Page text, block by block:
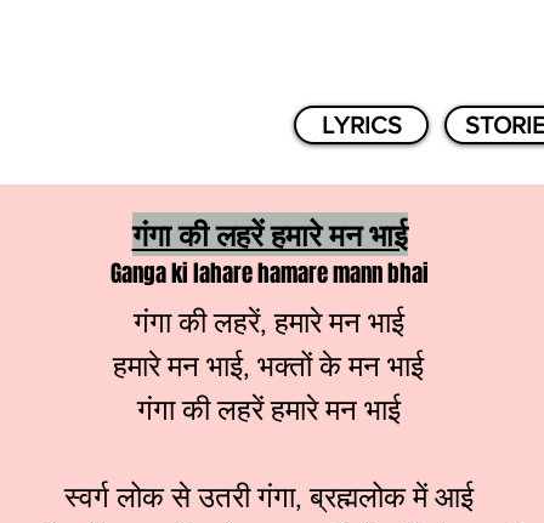
LYRICS
गंगा की लहरें हमारे मन भाई
Ganga ki lahare hamare mann bhai
गंगा की लहरें, हमारे मन भाई
हमारे मन भाई, भक्तों के मन भाई
गंगा की लहरें हमारे मन भाई
स्वर्ग लोक से उतरी गंगा, ब्रह्मलोक में आई